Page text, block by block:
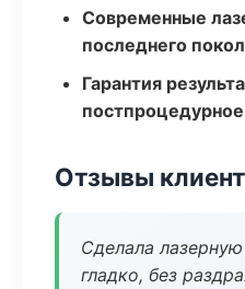
Современные
последнего
Гарантия
Отзывы
Сделала
гладко, без